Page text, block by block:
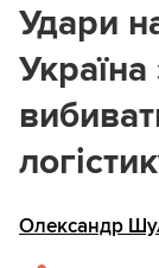
Удари
Олександр